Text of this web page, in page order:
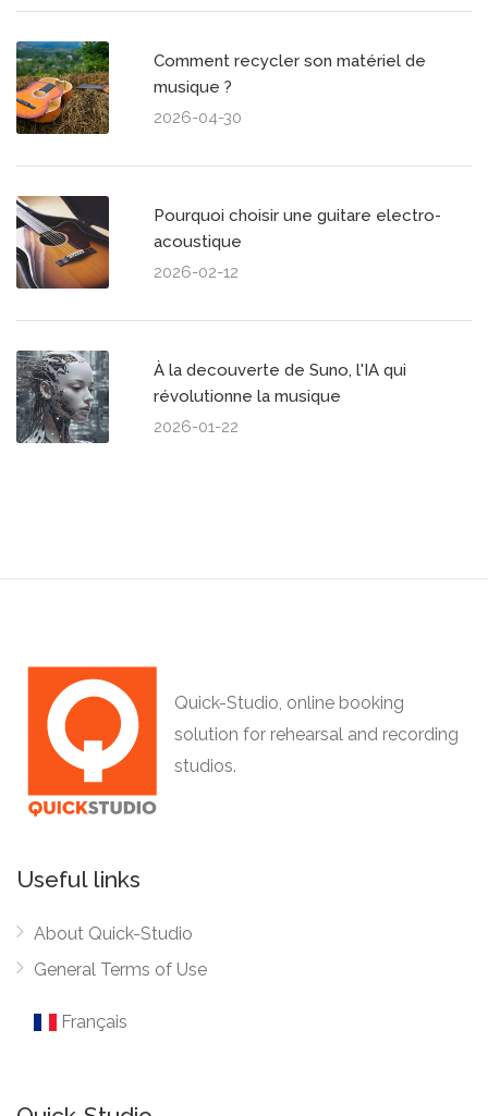
Comment recycler son matériel de
musique ?
2026-04-30
Pourquoi choisir une guitare electro-
acoustique
2026-02-12
À la decouverte de Suno, l'IA qui
révolutionne la musique
2026-01-22
Quick-Studio, online booking
solution for rehearsal and recording
studios.
Useful links
About Quick-Studio
General Terms of Use
Français